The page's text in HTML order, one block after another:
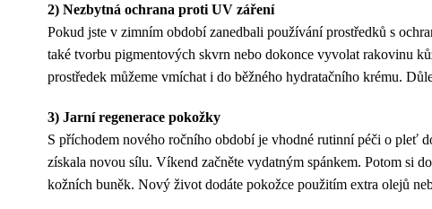
2) Nezbytná ochrana proti UV záření
Pokud jste v zimním období zanedbali používání prostředků s
také tvorbu pigmentových skvrn nebo dokonce vyvolat rakovinu
prostředek můžeme vmíchat i do běžného hydratačního krému.
3) Jarní regenerace pokožky
S příchodem nového ročního období je vhodné rutinní péči o pleť
získala novou sílu. Víkend začněte vydatným spánkem. Potom si
kožních buněk. Nový život dodáte pokožce použitím extra olejů